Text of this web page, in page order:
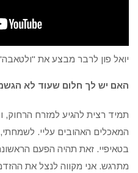
יואל פון לרבר מבצע את
האם יש לך חלום שעוד לא
תמיד רצית להגיע למזרח הרחוק,
המאכלים האהובים עליי.
בטאיפיי. זאת תהיה הפעם
מתרגש. אני מקווה לנצל את